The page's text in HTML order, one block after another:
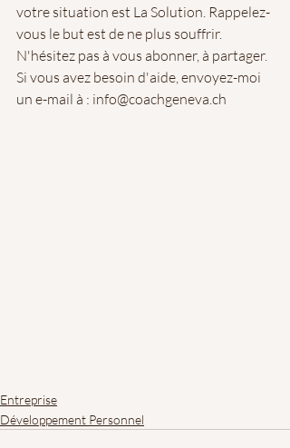
votre situation est La Solution. Rappelez-
vous le but est de ne plus souffrir.
N'hésitez pas à vous abonner, à partager.
Si vous avez besoin d'aide, envoyez-moi
un e-mail à : info@coachgeneva.ch
Entreprise
Développement Personnel